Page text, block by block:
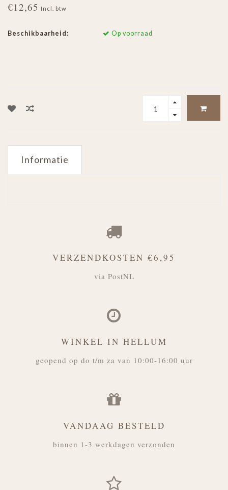
€12,65 Incl. btw
Beschikbaarheid: Op voorraad
Informatie
VERZENDKOSTEN €6,95
via PostNL
WINKEL IN HELLUM
geopend op do t/m za van 10:00-16:00 uur
VANDAAG BESTELD
binnen 1-3 werkdagen verzonden